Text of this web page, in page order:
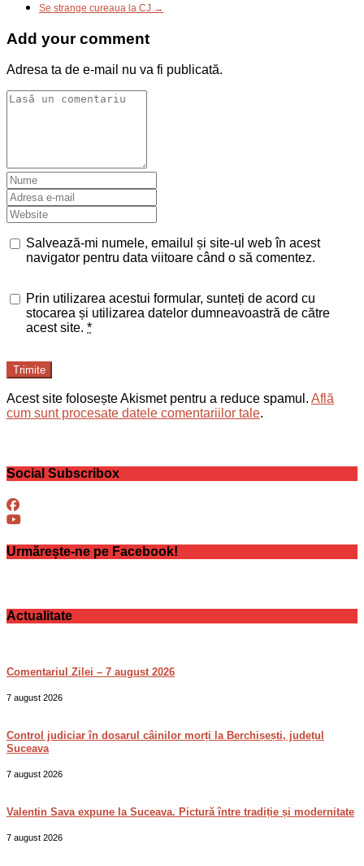
Se strange cureaua la CJ →
Add your comment
Adresa ta de e-mail nu va fi publicată.
Salvează-mi numele, emailul și site-ul web în acest
navigator pentru data viitoare când o să comentez.
Prin utilizarea acestui formular, sunteți de acord cu
stocarea și utilizarea datelor dumneavoastră de către
acest site. *
Trimite
Acest site folosește Akismet pentru a reduce spamul. Află
cum sunt procesate datele comentariilor tale.
Social Subscribox
Urmărește-ne pe Facebook!
Actualitate
Comentariul Zilei – 7 august 2026
7 august 2026
Control judiciar în dosarul câinilor morți la Berchișești, județul
Suceava
7 august 2026
Valentin Sava expune la Suceava. Pictură între tradiție și modernitate
7 august 2026